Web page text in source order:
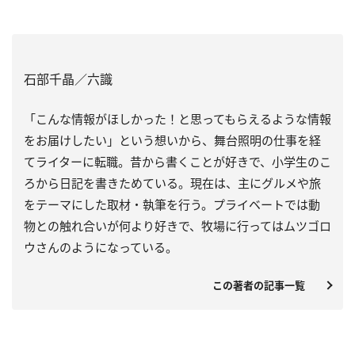
石部千晶／六識
「こんな情報がほしかった！と思ってもらえるような情報
をお届けしたい」という想いから、舞台照明の仕事を経
てライターに転職。昔から書くことが好きで、小学生のこ
ろから日記を書きためている。現在は、主にグルメや旅
をテーマにした取材・執筆を行う。プライベートでは動
物との触れ合いが何より好きで、牧場に行ってはムツゴロ
ウさんのようになっている。
この著者の記事一覧